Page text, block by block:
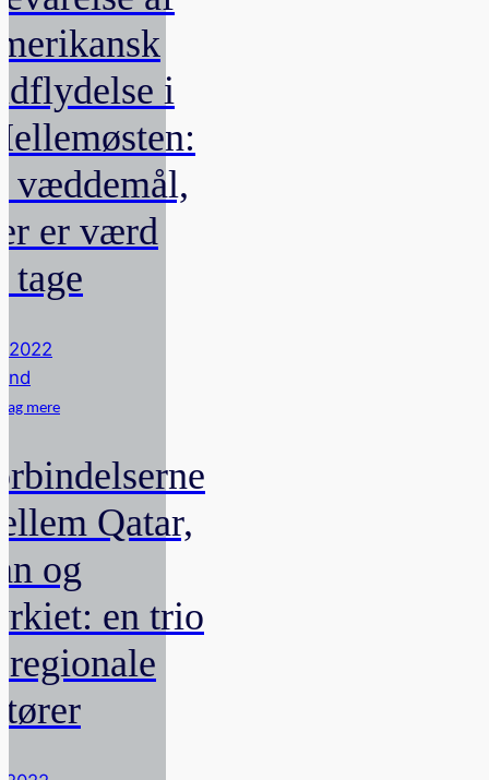
i
væddemål,
er værd
tage
2022
mere
Qatar,
og
en trio
regionale